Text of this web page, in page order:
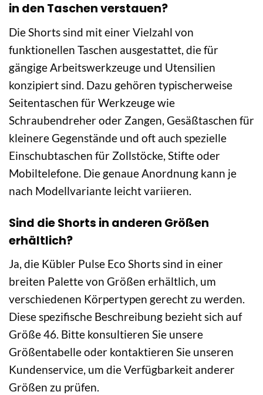
in den Taschen verstauen?
Die Shorts sind mit einer Vielzahl von
funktionellen Taschen ausgestattet, die für
gängige Arbeitswerkzeuge und Utensilien
konzipiert sind. Dazu gehören typischerweise
Seitentaschen für Werkzeuge wie
Schraubendreher oder Zangen, Gesäßtaschen für
kleinere Gegenstände und oft auch spezielle
Einschubtaschen für Zollstöcke, Stifte oder
Mobiltelefone. Die genaue Anordnung kann je
nach Modellvariante leicht variieren.
Sind die Shorts in anderen Größen
erhältlich?
Ja, die Kübler Pulse Eco Shorts sind in einer
breiten Palette von Größen erhältlich, um
verschiedenen Körpertypen gerecht zu werden.
Diese spezifische Beschreibung bezieht sich auf
Größe 46. Bitte konsultieren Sie unsere
Größentabelle oder kontaktieren Sie unseren
Kundenservice, um die Verfügbarkeit anderer
Größen zu prüfen.